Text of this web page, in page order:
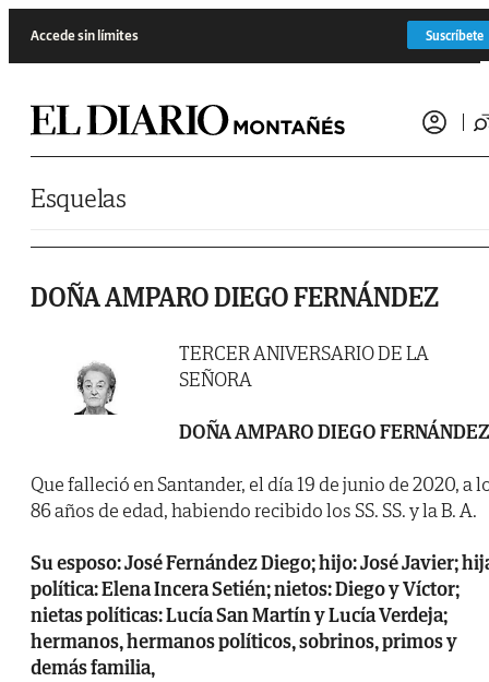
Accede sin límites Suscríbete
Esquelas
DOÑA AMPARO DIEGO FERNÁNDEZ
TERCER ANIVERSARIO DE LA
SEÑORA
DOÑA AMPARO DIEGO FERNÁNDEZ
Que falleció en Santander, el día 19 de junio de 2020, a
86 años de edad, habiendo recibido los SS. SS. y la B. A.
Su esposo: José Fernández Diego; hijo: José Javier;
política: Elena Incera Setién; nietos: Diego y Víctor;
nietas políticas: Lucía San Martín y Lucía Verdeja;
hermanos, hermanos políticos, sobrinos, primos y
demás familia,